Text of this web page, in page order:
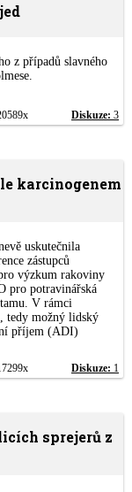
z případů slavného
Diskuze: 3
karcinogenem
uskutečnila
zástupců
výzkum rakoviny
pro potravinářská
V rámci
tedy možný lidský
příjem (ADI)
Diskuze: 1
sprejerů z